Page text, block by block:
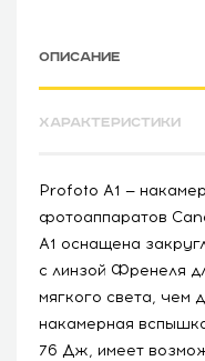
ОПИСАНИЕ
ХАРАКТЕРИСТИКИ
Profoto A1 —
фотоаппаратов
A1 оснащена
с линзой Френеля
мягкого света, чем
накамерная
76 Дж, имеет